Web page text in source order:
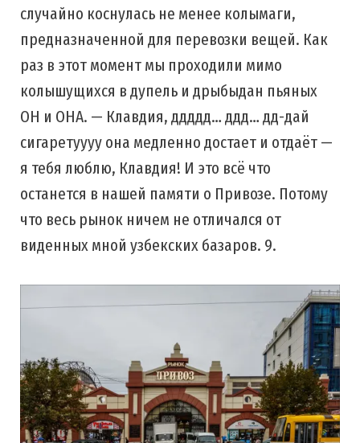
случайно коснулась не менее колымаги,
предназначенной для перевозки вещей. Как
раз в этот момент мы проходили мимо
колышущихся в дупель и дрыбыдан пьяных
ОН и ОНА. — Клавдия, ддддд… ддд… дд-дай
сигаретуууу она медленно достает и отдаёт —
я тебя люблю, Клавдия! И это всё что
останется в нашей памяти о Привозе. Потому
что весь рынок ничем не отличался от
виденных мной узбекских базаров. 9.